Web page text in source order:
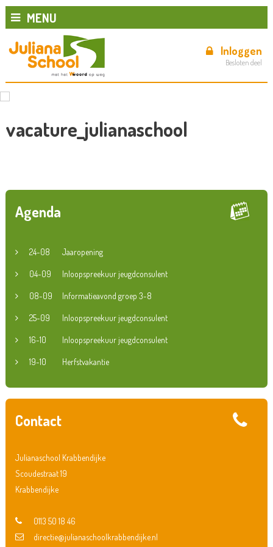
MENU
Inloggen
Besloten deel
vacature_julianaschool
Agenda
24-08 Jaaropening
04-09 Inloopspreekuur jeugdconsulent
08-09 Informatieavond groep 3-8
25-09 Inloopspreekuur jeugdconsulent
16-10 Inloopspreekuur jeugdconsulent
19-10 Herfstvakantie
Contact
Julianaschool Krabbendijke
Scoudestraat 19
Krabbendijke
0113 50 18 46
directie@julianaschoolkrabbendijke.nl